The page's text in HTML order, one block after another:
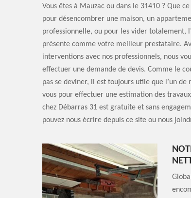
Vous êtes à Mauzac ou dans le 31410 ? Que
pour désencombrer une maison, un
professionnelle, ou pour les vider totalement,
présente comme votre meilleur prestataire.
interventions avec nos professionnels, nous
effectuer une demande de devis. Comme le
pas se deviner, il est toujours utile que l’un de
vous pour effectuer une estimation des
chez Débarras 31 est gratuite et sans
pouvez nous écrire depuis ce site ou nous